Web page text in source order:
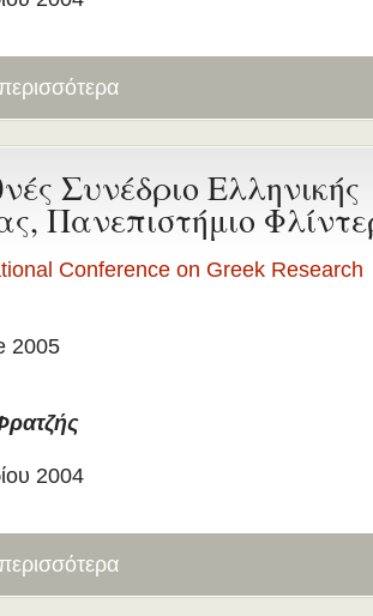
Συνέδριο Ελληνικής
Πανεπιστήμιο
Conference on Greek Research
2005
2004